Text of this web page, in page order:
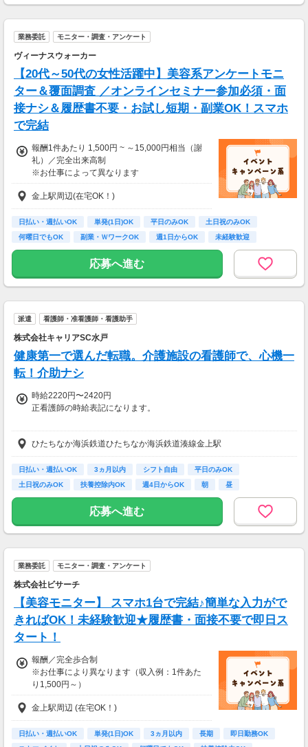
業務委託 モニター・調査・アンケート
ヴィーナスウォーカー
【20代～50代の女性活躍中】美容系アンケートモニ
ター＆覆面調査 ／オンラインセミナー参加必須・面
接ナシ＆履歴書不要・お試し短期・副業OK！スマホ
で完結
報酬1件あたり 1,500円 ~ ～15,000円相当（謝
礼）／完全出来高制
※お仕事によって異なります
※アンケート回答後、内容確認・承認を経て謝
礼をお支払いします
【お仕事の一例】
◆ 美容サプリのお試しモニター
キレイになりながらポイントがもらえる、人気
のモニターです！
・所要時間：10～20分
・謝礼金 ：500PT（1P＝1円）＋商品提供あ
◆ コスメのお試しモニター
ュー！
美容好きにぴったりの、楽しみながらできるお
・案件数 ：10～20件
・所要時間：10～20分
・謝礼金 ：500PT（1P＝1円）＋商品提供あ
り
◆ 生活に役立つサービスの調査
保険相談・クレカ発行など、サービス体験後に
アンケートに回答するだけ！
・案件数 ：10～20件
・所要時間：1～2時間
★今だけ！お得なキャンペーン実施中★
電話セミナーに参加 & モニター応募完了で、A
mazonギフトカード2,000円分をプレゼント！
金上駅周辺(在宅OK！)
日払い・週払いOK 単発(1日)OK 平日のみOK
土日祝のみOK
何曜日でもOK
副業・ＷワークOK 週1日からOK
未経験歓迎
大学生歓迎
応募へ進む
派遣 看護師・准看護師・看護助手
株式会社キャリアSC水戸
健康第一で選んだ転職。介護施設の看護師で、心機一
転！介助ナシ
時給2220円〜2420円
正看護師の時給表記になります。
◆准看護師：時給2120円～
◆資格者の方、優遇あり
お持ちの資格や、経験にあわせて待遇UP！
急な出費があっても安心◎
◆別途、残業代支給（時給25％UP）
※勤務施設や勤務条件により時給は変動いたします
【交通費】
全額支給
ひたちなか海浜鉄道ひたちなか海浜鉄道湊線金上駅
日払い・週払いOK 3ヵ月以内 シフト自由
平日のみOK
土日祝のみOK
扶養控除内OK 週4日からOK 朝 昼
応募へ進む
業務委託 モニター・調査・アンケート
株式会社ビサーチ
【美容モニター】 スマホ1台で完結♪簡単な入力がで
きればOK！未経験歓迎★履歴書・面接不要で即日ス
タート！
報酬／完全歩合制
※お仕事により異なります（収入例：1件あた
り1,500円～）
・登録お祝い制度アリ★
最大11,500円GET（弊社規定による）
金上駅周辺 (在宅OK！)
日払い・週払いOK 単発(1日)OK 3ヵ月以内 長期
即日勤務OK